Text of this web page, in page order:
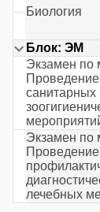
Биология
Блок: ЭМ
Экзамен по
санитарных
Экзамен по
Проведение
лечебных